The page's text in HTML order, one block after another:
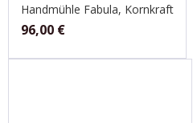
Handmühle Fabula, Kornkraft
96,00 €